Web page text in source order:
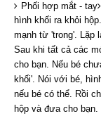
Phối hợp mắt - tay
hình khối ra khỏi
mạnh từ 'trong'. Lặp
Sau khi tất cả các
cho bạn. Nếu bé
khối'. Nói với bé,
nếu bé có thể. Rồi
hộp và đưa cho